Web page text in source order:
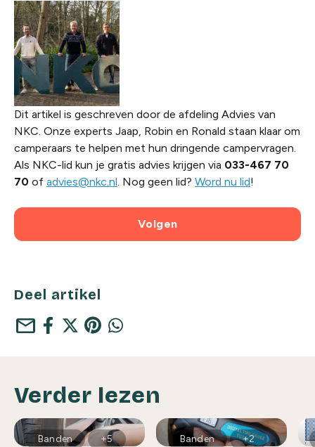
Dit artikel is geschreven door de afdeling Advies van
NKC. Onze experts Jaap, Robin en Ronald staan klaar om
camperaars te helpen met hun dringende campervragen.
Als NKC-lid kun je gratis advies krijgen via 033-467 70
70 of advies@nkc.nl. Nog geen lid? Word nu lid!
Volgen
Deel artikel
mail
Verder lezen
Banden +5 Banden +2